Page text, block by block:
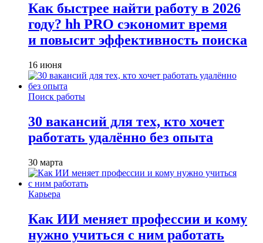
Как быстрее найти работу в 2026
году? hh PRO сэкономит время
и повысит эффективность поиска
16 июня
Поиск работы
30 вакансий для тех, кто хочет
работать удалённо без опыта
30 марта
Карьера
Как ИИ меняет профессии и кому
нужно учиться с ним работать